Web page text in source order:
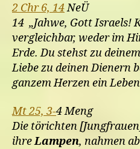
2 Chr 6, 14NeÜ
14 „Jahwe, Gott Israels!
vergleichbar, weder im
Erde. Du stehst zu
Liebe zu deinen Dienern
ganzem Herzen ein
Mt 25, 3-4 Meng
Die törichten
ihreLampen, nahmen